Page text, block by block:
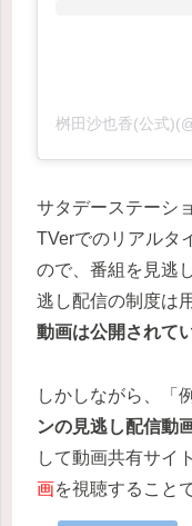
桝田沙也香(公式
サタデーステーシ
TVerでのリアルタ
ので、番組を見逃
逃し配信の制度は
動画は公開されて
しかしながら、「
ンの見逃し配信動
して動画共有サイ
画を視聴すること